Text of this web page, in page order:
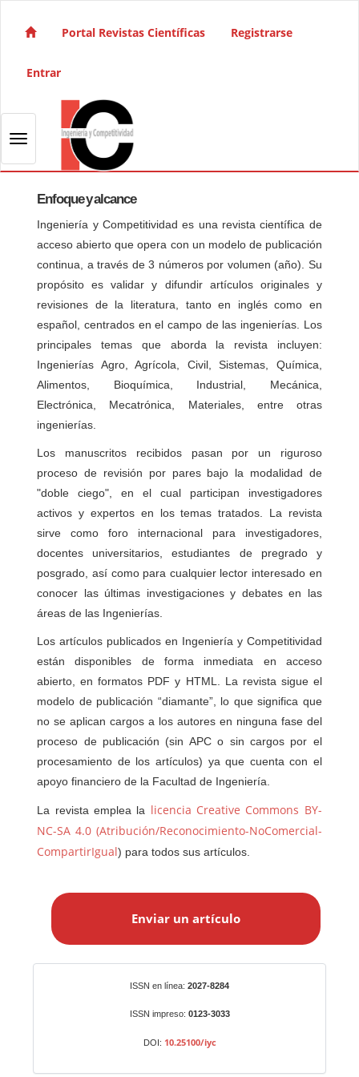
Navegación principal
Barra lateral
Portal Revistas Científicas Registrarse
Entrar
Toggle navigation
Enfoque y alcance
Ingeniería y Competitividad es una revista científica de
acceso abierto que opera con un modelo de publicación
continua, a través de 3 números por volumen (año). Su
propósito es validar y difundir artículos originales y
revisiones de la literatura, tanto en inglés como en
español, centrados en el campo de las ingenierías. Los
principales temas que aborda la revista incluyen:
Ingenierías Agro, Agrícola, Civil, Sistemas, Química,
Alimentos, Bioquímica, Industrial, Mecánica,
Electrónica, Mecatrónica, Materiales, entre otras
ingenierías.
Los manuscritos recibidos pasan por un riguroso
proceso de revisión por pares bajo la modalidad de
"doble ciego", en el cual participan investigadores
activos y expertos en los temas tratados. La revista
sirve como foro internacional para investigadores,
docentes universitarios, estudiantes de pregrado y
posgrado, así como para cualquier lector interesado en
conocer las últimas investigaciones y debates en las
áreas de las Ingenierías.
Los artículos publicados en Ingeniería y Competitividad
están disponibles de forma inmediata en acceso
abierto, en formatos PDF y HTML. La revista sigue el
modelo de publicación “diamante”, lo que significa que
no se aplican cargos a los autores en ninguna fase del
proceso de publicación (sin APC o sin cargos por el
procesamiento de los artículos) ya que cuenta con el
apoyo financiero de la Facultad de Ingeniería.
La revista emplea la licencia Creative Commons BY-
NC-SA 4.0 (Atribución/Reconocimiento-NoComercial-
CompartirIgual) para todos sus artículos.
a
Enviar un artículo
ISSN en línea: 2027-8284
ISSN impreso: 0123-3033
DOI: 10.25100/iyc